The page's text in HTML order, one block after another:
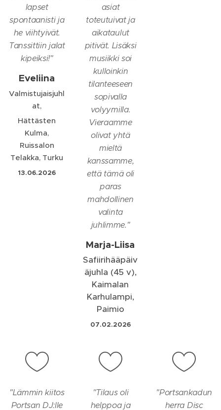
lapset
spontaanisti ja
he viihtyivät.
Tanssittiin jalat
kipeiksi!"
Eveliina
Valmistujaisjuhl
at,
Hättästen
Kulma,
Ruissalon
Telakka, Turku
13.06.2026
asiat
toteutuivat ja
aikataulut
pitivät. Lisäksi
musiikki soi
kulloinkin
tilanteeseen
sopivalla
volyymilla.
Vieraamme
olivat yhtä
mieltä
kanssamme,
että tämä oli
paras
mahdollinen
valinta
juhlimme."
Marja-Liisa
Safiirihääpäiv
äjuhla (45 v),
Kaimalan
Karhulampi,
Paimio
07.02.2026
"Lämmin kiitos
Portsan DJ:lle
"Tilaus oli
helppoa ja
"Portsankadun
herra Disc